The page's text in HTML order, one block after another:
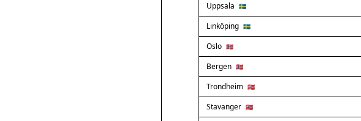
Uppsala 🇸🇪
Linköping 🇸🇪
Oslo 🇳🇴
Bergen 🇳🇴
Trondheim 🇳🇴
Stavanger 🇳🇴